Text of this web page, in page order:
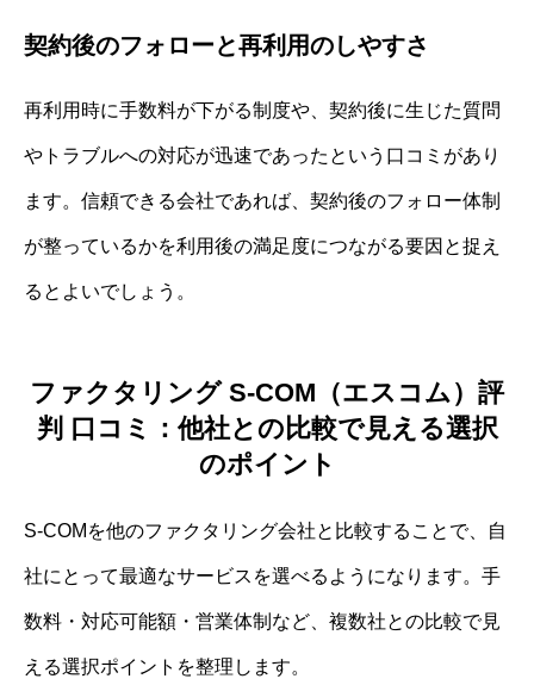
契約後のフォローと再利用のしやすさ
再利用時に手数料が下がる制度や、契約後に生じた質問
やトラブルへの対応が迅速であったという口コミがあり
ます。信頼できる会社であれば、契約後のフォロー体制
が整っているかを利用後の満足度につながる要因と捉え
るとよいでしょう。
ファクタリング S-COM（エスコム）評
判 口コミ：他社との比較で見える選択
のポイント
S-COMを他のファクタリング会社と比較することで、自
社にとって最適なサービスを選べるようになります。手
数料・対応可能額・営業体制など、複数社との比較で見
える選択ポイントを整理します。